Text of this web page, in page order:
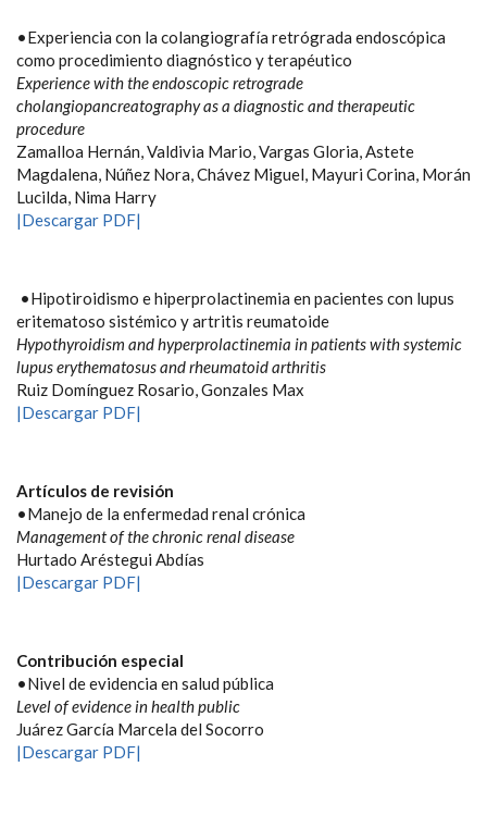
•Experiencia con la colangiografía retrógrada endoscópica
como procedimiento diagnóstico y terapéutico
Experience with the endoscopic retrograde
cholangiopancreatography as a diagnostic and therapeutic
procedure
Zamalloa Hernán, Valdivia Mario, Vargas Gloria, Astete
Magdalena, Núñez Nora, Chávez Miguel, Mayuri Corina, Morán
Lucilda, Nima Harry
|Descargar PDF|
•Hipotiroidismo e hiperprolactinemia en pacientes con lupus
eritematoso sistémico y artritis reumatoide
Hypothyroidism and hyperprolactinemia in patients with systemic
lupus erythematosus and rheumatoid arthritis
Ruiz Domínguez Rosario, Gonzales Max
|Descargar PDF|
Artículos de revisión
•Manejo de la enfermedad renal crónica
Management of the chronic renal disease
Hurtado Aréstegui Abdías
|Descargar PDF|
Contribución especial
•Nivel de evidencia en salud pública
Level of evidence in health public
Juárez García Marcela del Socorro
|Descargar PDF|